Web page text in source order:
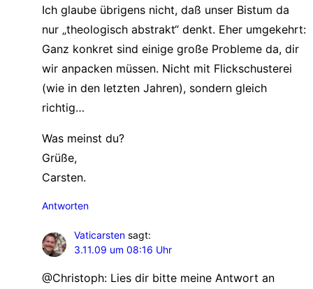
Ich glaube übrigens nicht, daß unser Bistum da
nur „theologisch abstrakt“ denkt. Eher umgekehrt:
Ganz konkret sind einige große Probleme da, dir
wir anpacken müssen. Nicht mit Flickschusterei
(wie in den letzten Jahren), sondern gleich
richtig…
Was meinst du?
Grüße,
Carsten.
Antworten
Vaticarsten sagt:
3.11.09 um 08:16 Uhr
@Christoph: Lies dir bitte meine Antwort an